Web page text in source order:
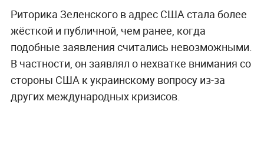
Риторика Зеленского в адрес США стала более
жёсткой и публичной, чем ранее, когда
подобные заявления считались невозможными.
В частности, он заявлял о нехватке внимания со
стороны США к украинскому вопросу из-за
других международных кризисов.